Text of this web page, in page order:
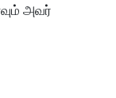
அவர்